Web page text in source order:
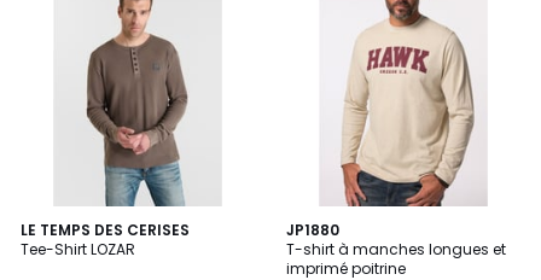
LE TEMPS DES CERISES
Tee-Shirt LOZAR
JP1880
T-shirt à manches longues et
imprimé poitrine